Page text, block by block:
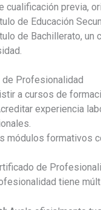
cualificación previa,
de Educación
de Bachillerato,
de Profesionalidad
a cursos de
experiencia
módulos formativos
de
tiene